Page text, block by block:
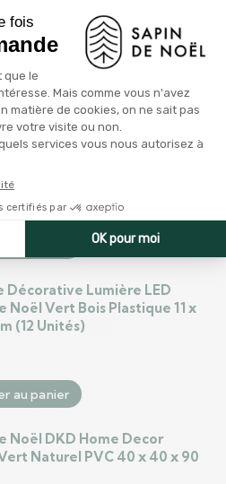
de Noël Rouge
Plastique Foam Ananas
Noël 18 x 18 x 30 cm
au panier
210 cm
Décorative Lumière LED
Noël Vert Bois Plastique 11 x
(12 Unités)
au panier
Noël DKD Home Decor
Naturel PVC 40 x 40 x 90